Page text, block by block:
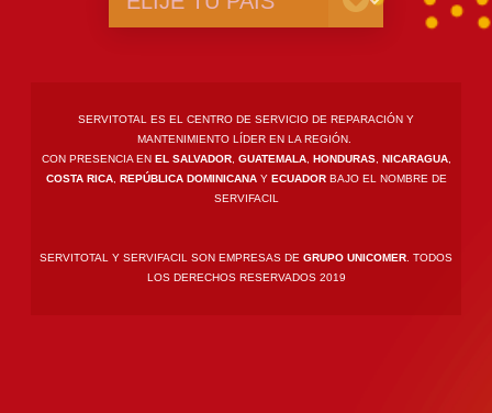
SERVITOTAL ES EL CENTRO DE SERVICIO DE REPARACIÓN Y
MANTENIMIENTO LÍDER EN LA REGIÓN.
CON PRESENCIA EN EL SALVADOR, GUATEMALA, HONDURAS, NICARAGUA,
COSTA RICA, REPÚBLICA DOMINICANAY ECUADORBAJO EL NOMBRE DE
SERVIFACIL
SERVITOTAL Y SERVIFACIL SON EMPRESAS DE GRUPO UNICOMER . TODOS
LOS DERECHOS RESERVADOS 2019